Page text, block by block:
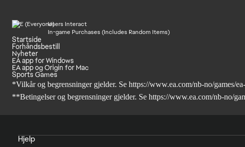
Users Interact
In-game Purchases (Includes Random Items)
Startside
Forhåndsbestill
Nyheter
EA app for Windows
EA app og Origin for Mac
Sports Games
*Vilkår og begrensninger gjelder. Se https://www.ea.com/nb-no/games/
**Betingelser og begrensninger gjelder. Se https://www.ea.com/nb-no/
Hjelp